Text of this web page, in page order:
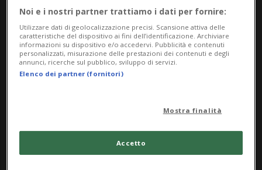
ZURIGO 1 anno
Brian non ha paura. «Il carcere
Noi e i nostri partner trattiamo i dati per fornire:
Utilizzare dati di geolocalizzazione precisi. Scansione attiva delle
caratteristiche del dispositivo ai fini dell’identificazione. Archiviare
informazioni su dispositivo e/o accedervi. Pubblicità e contenuti
personalizzati, misurazione delle prestazioni dei contenuti e degli
annunci, ricerche sul pubblico, sviluppo di servizi.
Elenco dei partner (fornitori)
Mostra finalità
Accetto